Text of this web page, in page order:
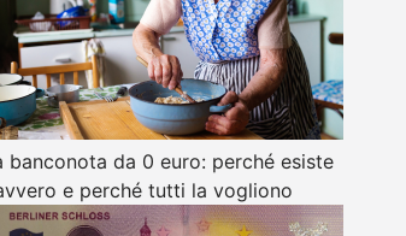
banconota da 0 euro: perché esiste
e perché tutti la vogliono